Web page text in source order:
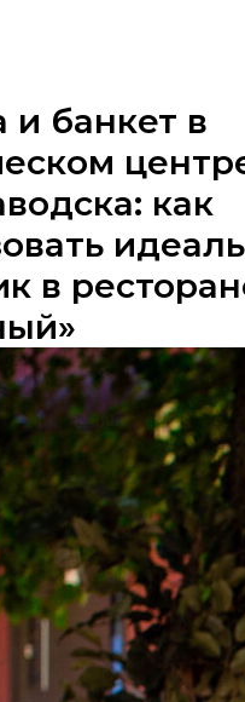
и банкет в
как
в